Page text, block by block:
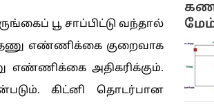
பூ சாப்பிட்டு வந்தால்
எண்ணிக்கை குறைவாக
எண்ணிக்கை அதிகரிக்கும்.
கிட்னி தொடர்பான